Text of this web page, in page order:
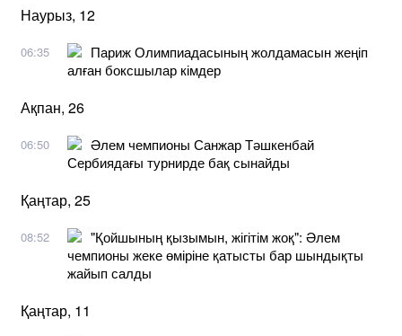
Наурыз, 12
06:35
Париж Олимпиадасының жолдамасын жеңіп
алған боксшылар кімдер
Ақпан, 26
06:50
Әлем чемпионы Санжар Тәшкенбай
Сербиядағы турнирде бақ сынайды
Қаңтар, 25
08:52
"Қойшының қызымын, жігітім жоқ": Әлем
чемпионы жеке өміріне қатысты бар шындықты
жайып салды
Қаңтар, 11